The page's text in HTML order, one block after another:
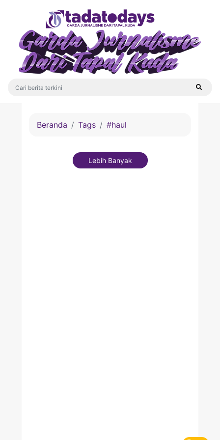
Beranda Tags #haul
Lebih Banyak